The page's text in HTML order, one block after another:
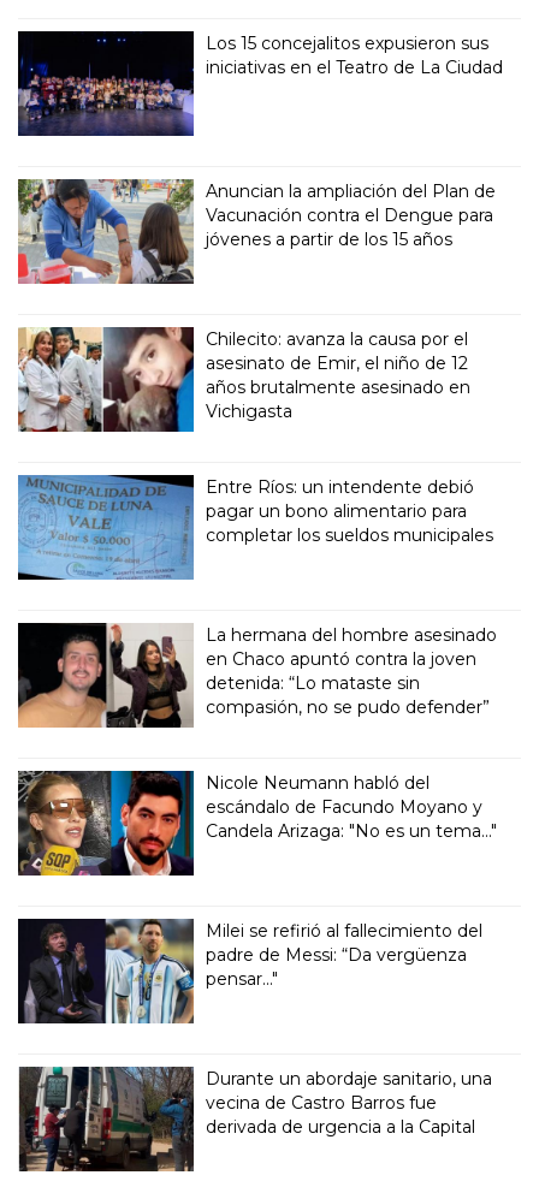
Los 15 concejalitos expusieron sus
iniciativas en el Teatro de La Ciudad
Anuncian la ampliación del Plan de
Vacunación contra el Dengue para
jóvenes a partir de los 15 años
Chilecito: avanza la causa por el
asesinato de Emir, el niño de 12
años brutalmente asesinado en
Vichigasta
Entre Ríos: un intendente debió
pagar un bono alimentario para
completar los sueldos municipales
La hermana del hombre asesinado
en Chaco apuntó contra la joven
detenida: “Lo mataste sin
compasión, no se pudo defender”
Nicole Neumann habló del
escándalo de Facundo Moyano y
Candela Arizaga: "No es un tema..."
Milei se refirió al fallecimiento del
padre de Messi: “Da vergüenza
pensar..."
Durante un abordaje sanitario, una
vecina de Castro Barros fue
derivada de urgencia a la Capital